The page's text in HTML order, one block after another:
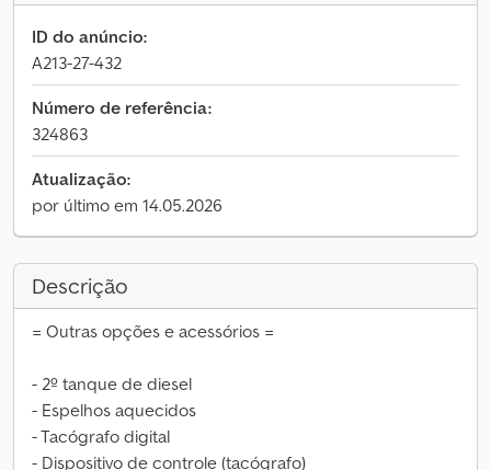
ID do anúncio:
A213-27-432
Número de referência:
324863
Atualização:
por último em 14.05.2026
Descrição
= Outras opções e acessórios =
- 2º tanque de diesel
- Espelhos aquecidos
- Tacógrafo digital
- Dispositivo de controle (tacógrafo)